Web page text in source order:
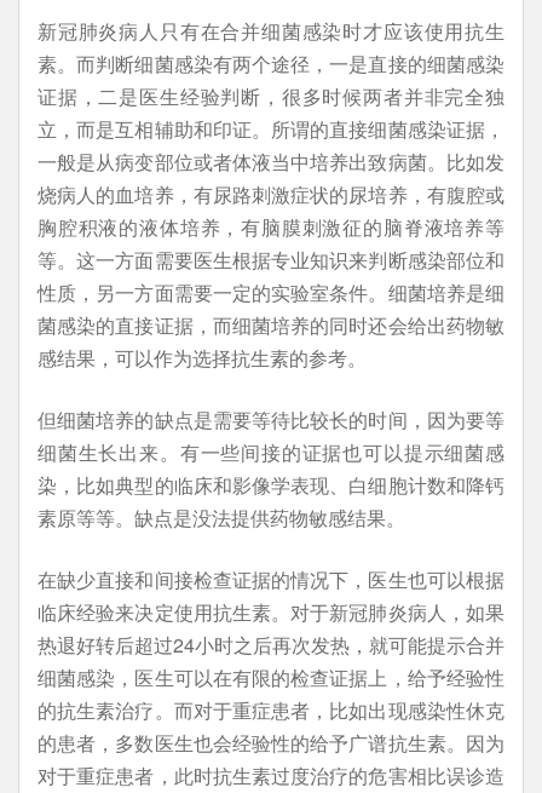
新冠肺炎病人只有在合并细菌感染时才应该使用抗生
素。而判断细菌感染有两个途径，一是直接的细菌感染
证据，二是医生经验判断，很多时候两者并非完全独
立，而是互相辅助和印证。所谓的直接细菌感染证据，
一般是从病变部位或者体液当中培养出致病菌。比如发
烧病人的血培养，有尿路刺激症状的尿培养，有腹腔或
胸腔积液的液体培养，有脑膜刺激征的脑脊液培养等
等。这一方面需要医生根据专业知识来判断感染部位和
性质，另一方面需要一定的实验室条件。细菌培养是细
菌感染的直接证据，而细菌培养的同时还会给出药物敏
感结果，可以作为选择抗生素的参考。
但细菌培养的缺点是需要等待比较长的时间，因为要等
细菌生长出来。有一些间接的证据也可以提示细菌感
染，比如典型的临床和影像学表现、白细胞计数和降钙
素原等等。缺点是没法提供药物敏感结果。
在缺少直接和间接检查证据的情况下，医生也可以根据
临床经验来决定使用抗生素。对于新冠肺炎病人，如果
热退好转后超过24小时之后再次发热，就可能提示合并
细菌感染，医生可以在有限的检查证据上，给予经验性
的抗生素治疗。而对于重症患者，比如出现感染性休克
的患者，多数医生也会经验性的给予广谱抗生素。因为
对于重症患者，此时抗生素过度治疗的危害相比误诊造